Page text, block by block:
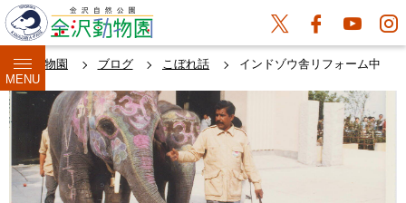
MENU
金沢動物園 ブログ こぼれ話 インドゾウ舎リフォーム中